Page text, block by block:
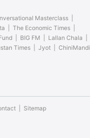
Masterclass
The Economic Times
BIG FM
Lallan Chala
Times Jyot
ChiniMandi
Sitemap